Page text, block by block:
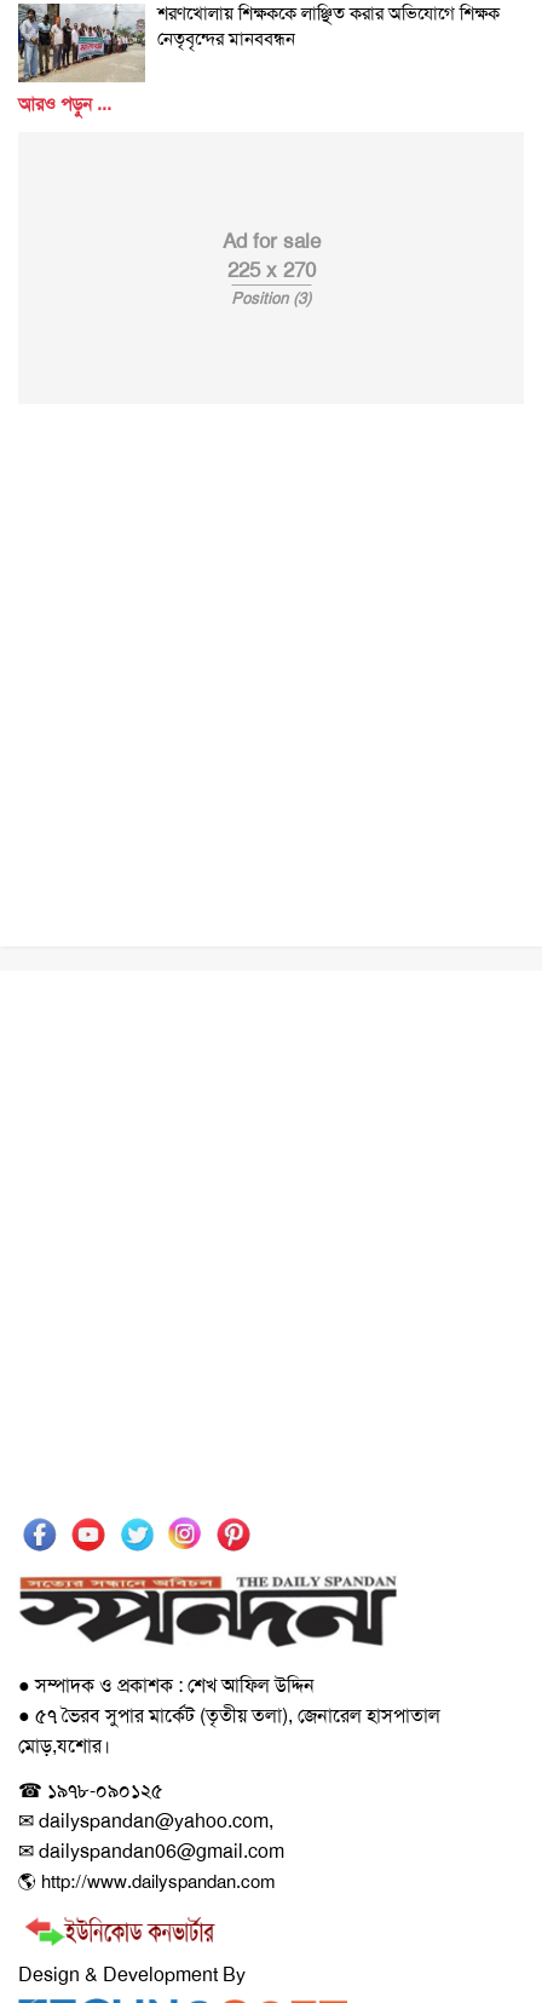
শরণখোলায় শিক্ষককে লাঞ্ছিত করার অভিযোগে শিক্ষক
নেতৃবৃন্দের মানববন্ধন
আরও পড়ুন ...
Ad for sale
225 x 270
Position (3)
● সম্পাদক ও প্রকাশক : শেখ আফিল উদ্দিন
● ৫৭ ভৈরব সুপার মার্কেট (তৃতীয় তলা), জেনারেল হাসপাতাল
মোড়,যশোর।
☎ ১৯৭৮-০৯০১২৫
✉ dailyspandan@yahoo.com,
✉ dailyspandan06@gmail.com
🌎 http://www.dailyspandan.com
Design & Development By